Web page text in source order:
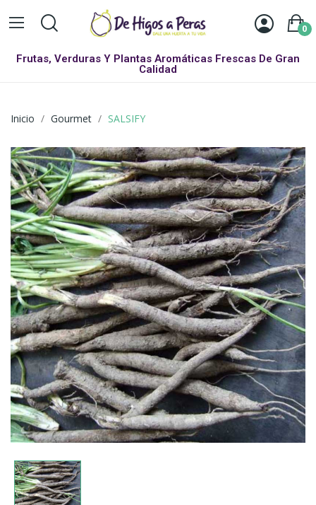
0
Frutas, Verduras Y Plantas Aromáticas Frescas De Gran
Calidad
Inicio Gourmet SALSIFY